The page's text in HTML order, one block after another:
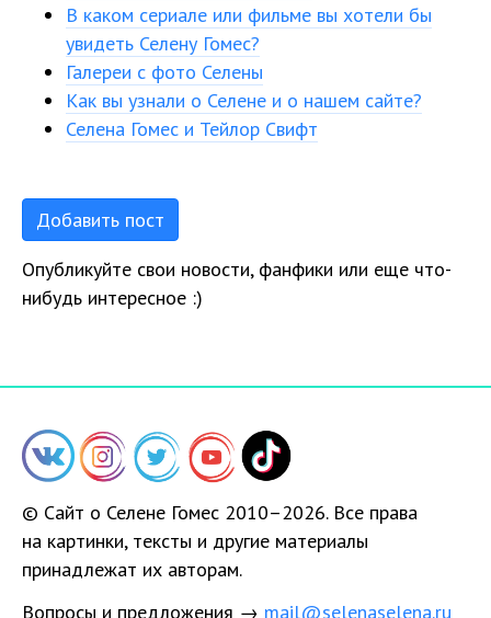
В каком сериале или фильме вы хотели бы
увидеть Селену Гомес?
Галереи с фото Селены
Как вы узнали о Селене и о нашем сайте?
Селена Гомес и Тейлор Свифт
Добавить пост
Опубликуйте свои новости, фанфики или еще что-
нибудь интересное :)
© Сайт о Селене Гомес 2010–2026. Все права
на картинки, тексты и другие материалы
принадлежат их авторам.
Вопросы и предложения → mail@selenaselena.ru